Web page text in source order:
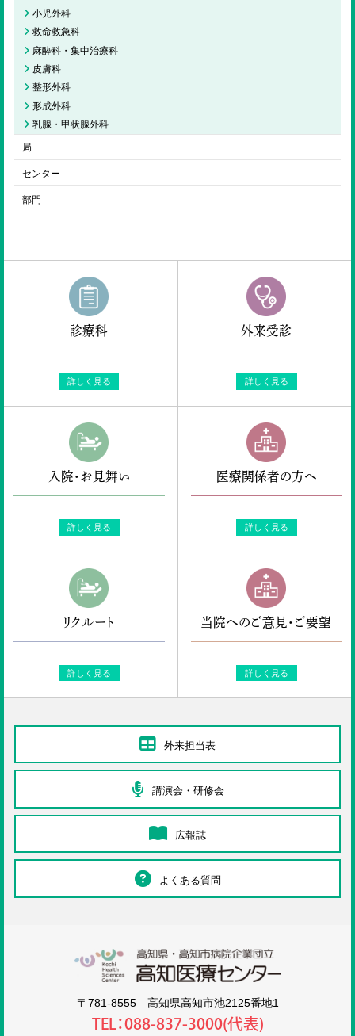
小児外科
救命救急科
麻酔科・集中治療科
皮膚科
整形外科
形成外科
乳腺・甲状腺外科
局
センター
部門
診療科
詳しく見る
外来受診
詳しく見る
入院・お見舞い
詳しく見る
医療関係者の方へ
詳しく見る
リクルート
詳しく見る
当院へのご意見・ご要望
詳しく見る
外来担当表
講演会・研修会
広報誌
よくある質問
〒781-8555 高知県高知市池2125番地1
TEL：088-837-3000(代表)